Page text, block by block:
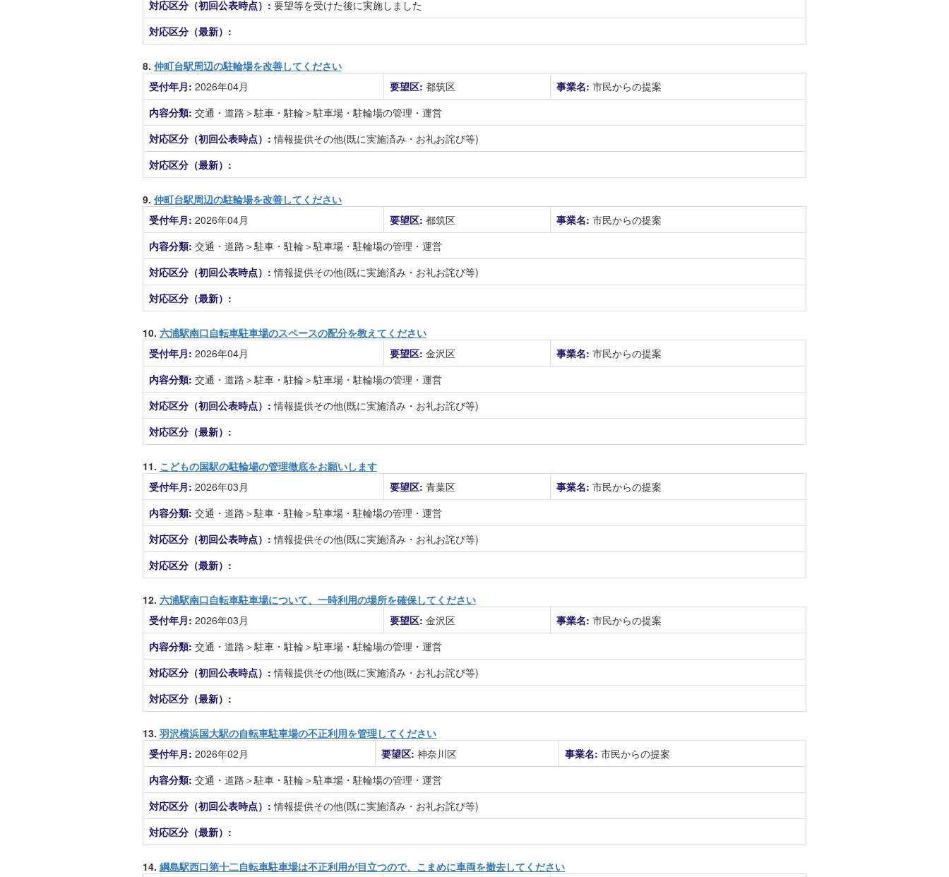
対応区分（初回公表時点）: 要望等を受けた後に実施しました
対応区分（最新）:
8. 仲町台駅周辺の駐輪場を改善してください
受付年月: 2026年04月 要望区: 都筑区 事業名: 市民からの提案
内容分類: 交通・道路＞駐車・駐輪＞駐車場・駐輪場の管理・運営
対応区分（初回公表時点）:情報提供その他(既に実施済み・お礼お詫び等)
対応区分（最新）:
9. 仲町台駅周辺の駐輪場を改善してください
受付年月: 2026年04月 要望区: 都筑区 事業名: 市民からの提案
内容分類: 交通・道路＞駐車・駐輪＞駐車場・駐輪場の管理・運営
対応区分（初回公表時点）:情報提供その他(既に実施済み・お礼お詫び等)
対応区分（最新）:
10. 六浦駅南口自転車駐車場のスペースの配分を教えてください
受付年月: 2026年04月 要望区: 金沢区 事業名: 市民からの提案
内容分類: 交通・道路＞駐車・駐輪＞駐車場・駐輪場の管理・運営
対応区分（初回公表時点）:情報提供その他(既に実施済み・お礼お詫び等)
対応区分（最新）:
11. こどもの国駅の駐輪場の管理徹底をお願いします
受付年月: 2026年03月 要望区: 青葉区 事業名: 市民からの提案
内容分類: 交通・道路＞駐車・駐輪＞駐車場・駐輪場の管理・運営
対応区分（初回公表時点）:情報提供その他(既に実施済み・お礼お詫び等)
対応区分（最新）:
12. 六浦駅南口自転車駐車場について、一時利用の場所を確保してください
受付年月: 2026年03月 要望区: 金沢区 事業名: 市民からの提案
内容分類: 交通・道路＞駐車・駐輪＞駐車場・駐輪場の管理・運営
対応区分（初回公表時点）:情報提供その他(既に実施済み・お礼お詫び等)
対応区分（最新）:
13. 羽沢横浜国大駅の自転車駐車場の不正利用を管理してください
受付年月: 2026年02月 要望区: 神奈川区 事業名: 市民からの提案
内容分類: 交通・道路＞駐車・駐輪＞駐車場・駐輪場の管理・運営
対応区分（初回公表時点）:情報提供その他(既に実施済み・お礼お詫び等)
対応区分（最新）:
14. 綱島駅西口第十二自転車駐車場は不正利用が目立つので、こまめに車両を撤去してください